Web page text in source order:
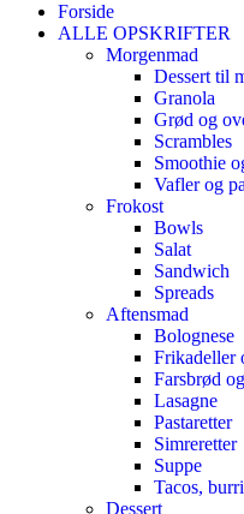
Forside
ALLE OPSKRIFTER
Morgenmad
Dessert til
Granola
Grød og
Scrambles
Smoothie
Vafler og
Frokost
Bowls
Salat
Sandwich
Spreads
Aftensmad
Bolognese
Frikadeller
Farsbrød
Lasagne
Pastaretter
Simreretter
Suppe
Tacos,
Dessert